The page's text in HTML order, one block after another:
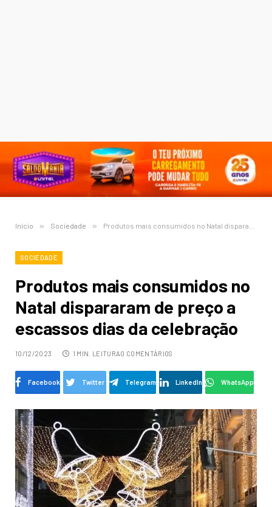
Início » Sociedade » Produtos mais consumidos no Natal dispararam de preço a escassos dias da celebração
SOCIEDADE
Produtos mais consumidos no
Natal dispararam de preço a
escassos dias da celebração
10/12/2023 1 MIN. LEITURA0 COMENTÁRIOS
Facebook Twitter Telegram LinkedIn WhatsApp